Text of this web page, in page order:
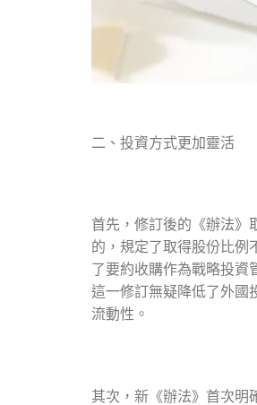
二、投資方式更加靈活
首先，修訂後的《辦法》
的，規定了取得股份比例
了要約收購作為戰略投資
這一修訂無疑降低了外國
流動性。
其次，新《辦法》首次明